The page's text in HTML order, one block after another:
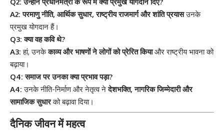
Q2: उन्होंने प्रधानमंत्री के रूप में क्या प्रमुख योगदान दिए?
A2: परमाणु नीति, आर्थिक सुधार, राष्ट्रीय राजमार्ग और शांति प्रयासउनके
प्रमुख योगदान हैं।
Q3: क्या वह कवि थे?
A3: हां, उनकेकाव्य और भाषणों ने लोगों को प्रेरित कियाऔर राष्ट्रीय भावना को
बढ़ाया।
Q4: समाज पर उनका क्या प्रभाव पड़ा?
A4: उनके नीति-निर्माण और नेतृत्व नेदेशभक्ति, नागरिक जिम्मेदारी और
सामाजिक सुधारको बढ़ावा दिया।
दैनिक जीवन में महत्व